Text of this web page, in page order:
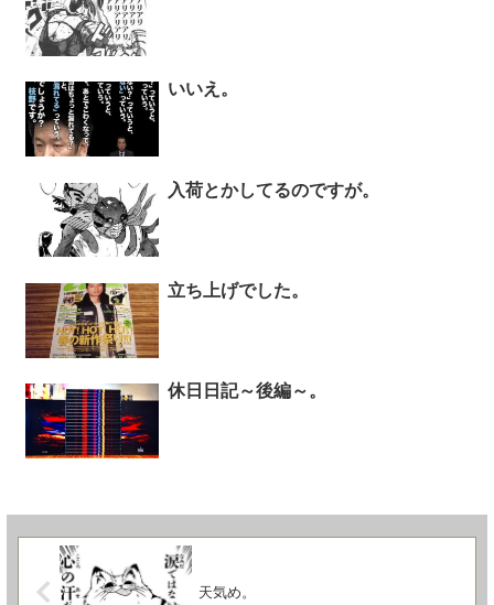
いいえ。
入荷とかしてるのですが。
立ち上げでした。
休日日記～後編～。
天気め。